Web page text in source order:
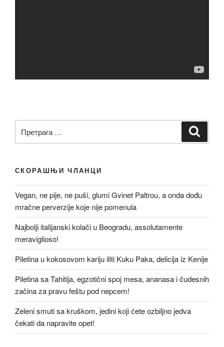
за:
СКОРАШЊИ ЧЛАНЦИ
Vegan, ne pije, ne puši, glumi Gvinet Paltrou, a onda dođu
mračne perverzije koje nije pomenula
Najbolji italijanski kolači u Beogradu, assolutamente
meraviglioso!
Piletina u kokosovom kariju iliti Kuku Paka, delicija iz Kenije
Piletina sa Tahitija, egzotični spoj mesa, ananasa i čudesnih
začina za pravu feštu pod nepcem!
Zeleni smuti sa kruškom, jedini koji ćete ozbiljno jedva
čekati da napravite opet!